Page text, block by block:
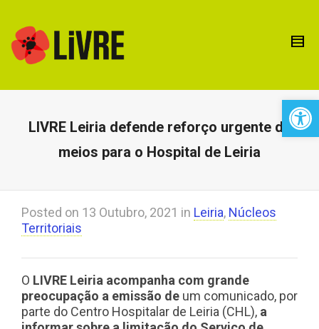
LIVRE Leiria defende reforço urgente de
meios para o Hospital de Leiria
Posted on 13 Outubro, 2021 in Leiria, Núcleos
Territoriais
O LIVRE Leiria acompanha com grande
preocupação a emissão de um comunicado, por
parte do Centro Hospitalar de Leiria (CHL), a